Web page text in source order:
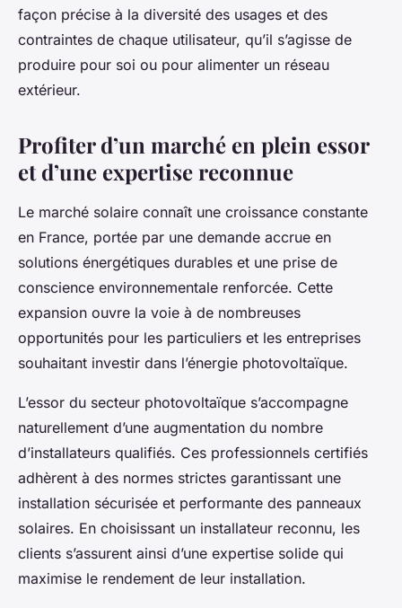
façon précise à la diversité des usages et des
contraintes de chaque utilisateur, qu’il s’agisse de
produire pour soi ou pour alimenter un réseau
extérieur.
Profiter d’un marché en plein essor
et d’une expertise reconnue
Le marché solaire connaît une croissance constante
en France, portée par une demande accrue en
solutions énergétiques durables et une prise de
conscience environnementale renforcée. Cette
expansion ouvre la voie à de nombreuses
opportunités pour les particuliers et les entreprises
souhaitant investir dans l’énergie photovoltaïque.
L’essor du secteur photovoltaïque s’accompagne
naturellement d’une augmentation du nombre
d’installateurs qualifiés. Ces professionnels certifiés
adhèrent à des normes strictes garantissant une
installation sécurisée et performante des panneaux
solaires. En choisissant un installateur reconnu, les
clients s’assurent ainsi d’une expertise solide qui
maximise le rendement de leur installation.